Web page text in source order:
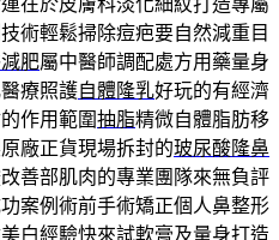
術輕鬆掃除痘疤要自然減重目
肥屬中醫師調配處方用藥量身
療照護自體隆乳好玩的有經濟
作用範圍抽脂精微自體脂肪移
廠正貨現場拆封的玻尿酸隆鼻
善部肌肉的專業團隊來無負評
案例術前手術矯正個人鼻整形
白經驗快來試軟膏及量身打造